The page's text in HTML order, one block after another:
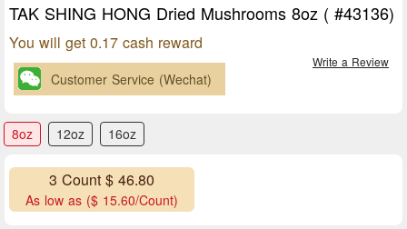
TAK SHING HONG Dried Mushrooms 8oz ( #43136)
You will get 0.17 cash reward
Write a Review
Customer Service (Wechat)
8oz 12oz 16oz
3 Count $ 46.80
As low as ($ 15.60/Count)